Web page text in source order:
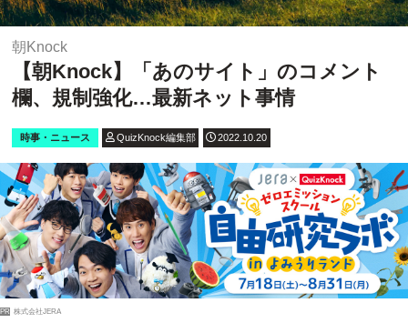
朝Knock
【朝Knock】「あのサイト」のコメント
欄、規制強化…最新ネット事情
時事・ニュース QuizKnock編集部 2022.10.20
PR 株式会社JERA